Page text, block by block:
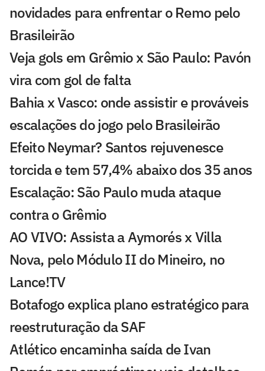
novidades para enfrentar o Remo pelo
Brasileirão
Veja gols em Grêmio x São Paulo: Pavón
vira com gol de falta
Bahia x Vasco: onde assistir e prováveis
escalações do jogo pelo Brasileirão
Efeito Neymar? Santos rejuvenesce
torcida e tem 57,4% abaixo dos 35 anos
Escalação: São Paulo muda ataque
contra o Grêmio
AO VIVO: Assista a Aymorés x Villa
Nova, pelo Módulo II do Mineiro, no
Lance!TV
Botafogo explica plano estratégico para
reestruturação da SAF
Atlético encaminha saída de Ivan